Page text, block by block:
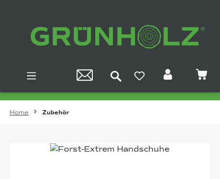
Home Zubehör
Bildergalerie überspringen